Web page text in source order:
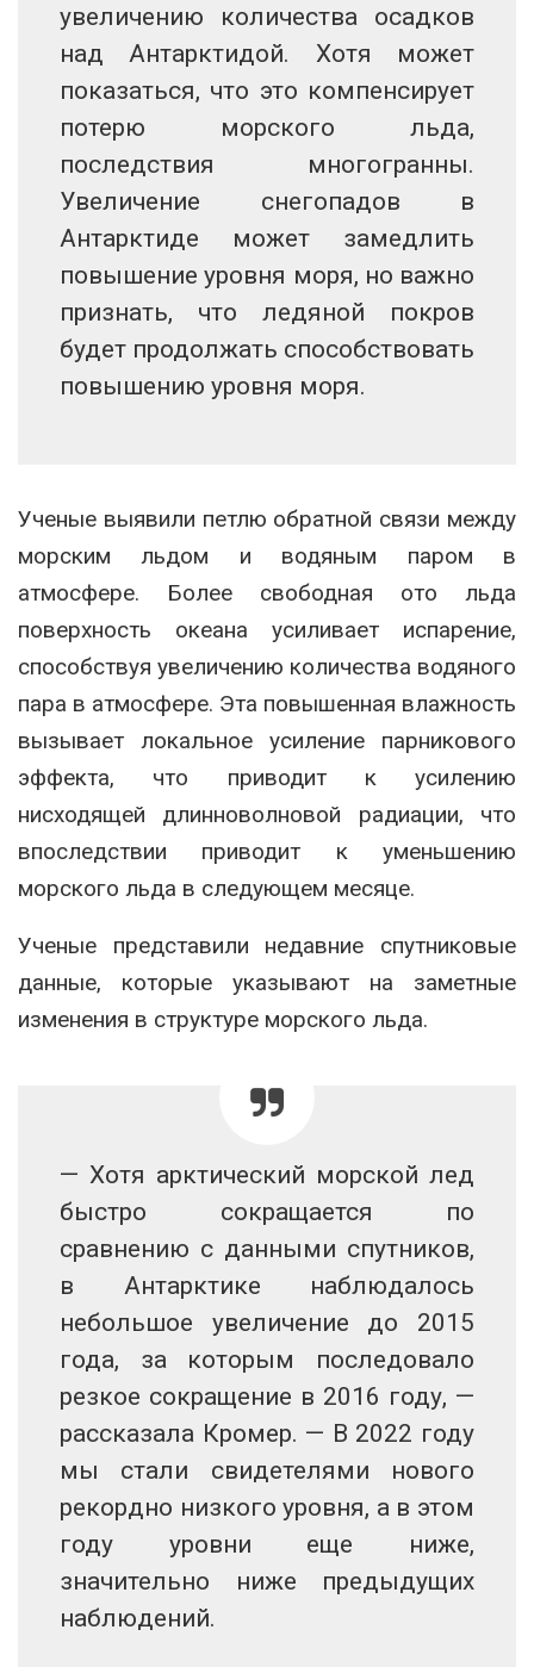
увеличению количества осадков
над Антарктидой. Хотя может
показаться, что это компенсирует
потерю морского льда,
последствия многогранны.
Увеличение снегопадов в
Антарктиде может замедлить
повышение уровня моря, но важно
признать, что ледяной покров
будет продолжать способствовать
повышению уровня моря.
Ученые выявили петлю обратной связи между
морским льдом и водяным паром в
атмосфере. Более свободная ото льда
поверхность океана усиливает испарение,
способствуя увеличению количества водяного
пара в атмосфере. Эта повышенная влажность
вызывает локальное усиление парникового
эффекта, что приводит к усилению
нисходящей длинноволновой радиации, что
впоследствии приводит к уменьшению
морского льда в следующем месяце.
Ученые представили недавние спутниковые
данные, которые указывают на заметные
изменения в структуре морского льда.
— Хотя арктический морской лед
быстро сокращается по
сравнению с данными спутников,
в Антарктике наблюдалось
небольшое увеличение до 2015
года, за которым последовало
резкое сокращение в 2016 году, —
рассказала Кромер. — В 2022 году
мы стали свидетелями нового
рекордно низкого уровня, а в этом
году уровни еще ниже,
значительно ниже предыдущих
наблюдений.